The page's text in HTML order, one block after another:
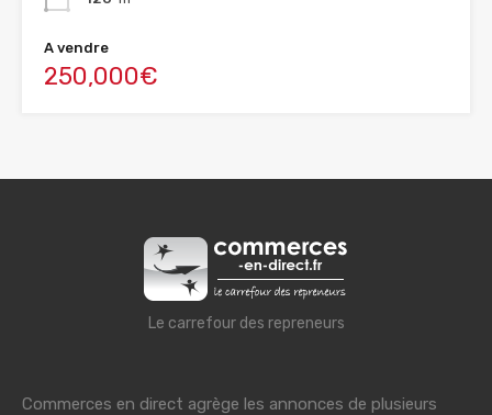
A vendre
250,000€
Le carrefour des repreneurs
Commerces en direct agrège les annonces de plusieurs